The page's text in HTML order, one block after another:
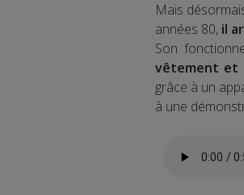
Mais
années 80, il
Son
vêtement et
grâce à un
à une